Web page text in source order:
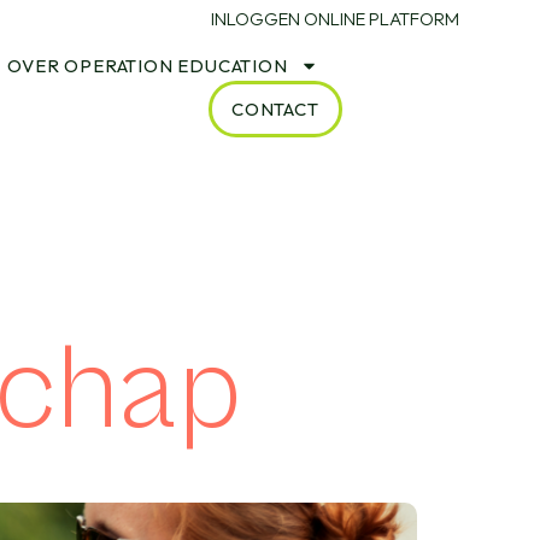
INLOGGEN ONLINE PLATFORM
OVER OPERATION EDUCATION
CONTACT